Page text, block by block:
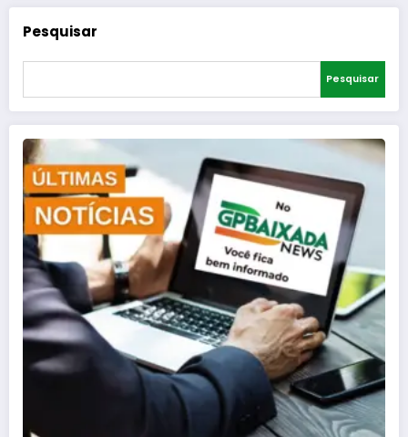
Pesquisar
Pesquisar